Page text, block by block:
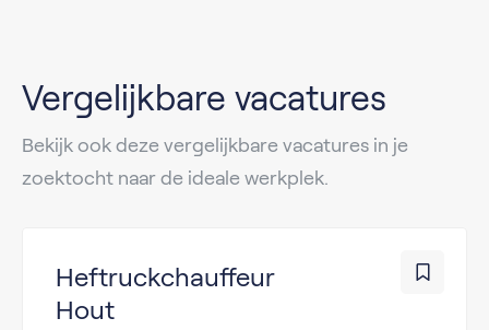
Vergelijkbare vacatures
Bekijk ook deze vergelijkbare vacatures in je
zoektocht naar de ideale werkplek.
Heftruckchauffeur
Hout